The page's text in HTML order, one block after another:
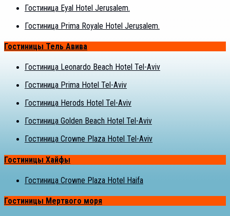
Гостиница Eyal Hotel Jerusalem.
Гостиница Prima Royale Hotel Jerusalem.
Гостиницы Тель Авива
Гостиница Leonardo Beach Hotel Tel-Aviv
Гостиница Prima Hotel Tel-Aviv
Гостиница Herods Hotel Tel-Aviv
Гостиница Golden Beach Hotel Tel-Aviv
Гостиница Crowne Plaza Hotel Tel-Aviv
Гостиницы Хайфы
Гостиница Crowne Plaza Hotel Haifa
Гостиницы Мертвого моря